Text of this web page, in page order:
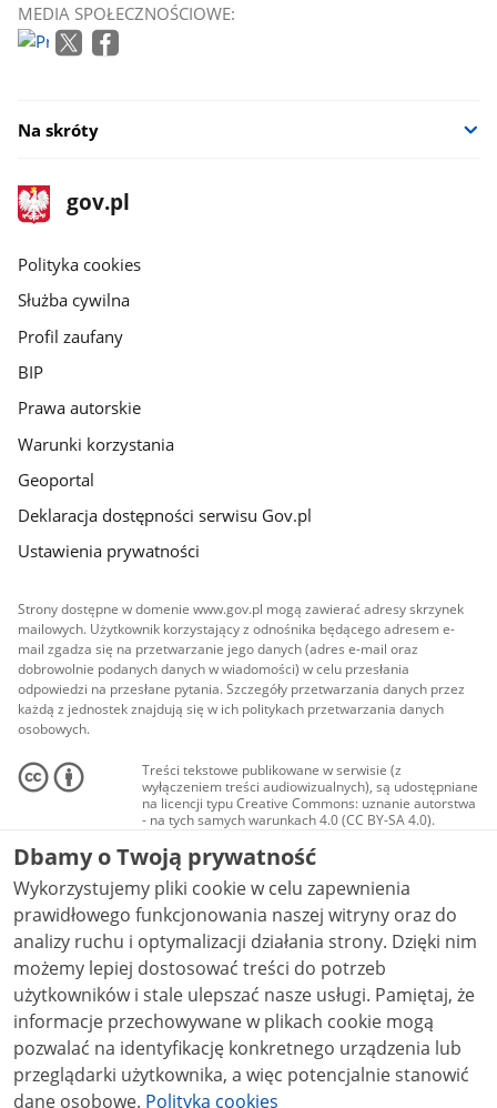
MEDIA SPOŁECZNOŚCIOWE:
Na skróty
stopka
gov.pl
Strona
gov.pl
gov.pl
Polityka cookies
Służba cywilna
Profil zaufany
BIP
Prawa autorskie
Warunki korzystania
Geoportal
Deklaracja dostępności serwisu Gov.pl
Ustawienia prywatności
Strony dostępne w domenie www.gov.pl mogą zawierać adresy skrzynek
mailowych. Użytkownik korzystający z odnośnika będącego adresem e-
mail zgadza się na przetwarzanie jego danych (adres e-mail oraz
dobrowolnie podanych danych w wiadomości) w celu przesłania
odpowiedzi na przesłane pytania. Szczegóły przetwarzania danych przez
każdą z jednostek znajdują się w ich politykach przetwarzania danych
osobowych.
Treści tekstowe publikowane w serwisie (z
wyłączeniem treści audiowizualnych), są udostępniane
na licencji typu Creative Commons: uznanie autorstwa
- na tych samych warunkach 4.0 (CC BY-SA 4.0).
Materiały audiowizualne, w tym zdjęcia, materiały
audio i wideo, są udostępniane na licencji typu
Creative Commons: uznanie autorstwa użycie
niekomercyjne - bez utworów zależnych 4.0 (CC BY-
NC-ND 4.0), o ile nie jest to stwierdzone inaczej.
Dbamy o Twoją prywatność
Wykorzystujemy pliki cookie w celu zapewnienia
prawidłowego funkcjonowania naszej witryny oraz do
analizy ruchu i optymalizacji działania strony. Dzięki nim
możemy lepiej dostosować treści do potrzeb
użytkowników i stale ulepszać nasze usługi. Pamiętaj, że
informacje przechowywane w plikach cookie mogą
pozwalać na identyfikację konkretnego urządzenia lub
przeglądarki użytkownika, a więc potencjalnie stanowić
dane osobowe. Polityka cookies